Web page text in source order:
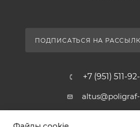
ПОДПИСАТЬСЯ НА
+7 (951) 511-